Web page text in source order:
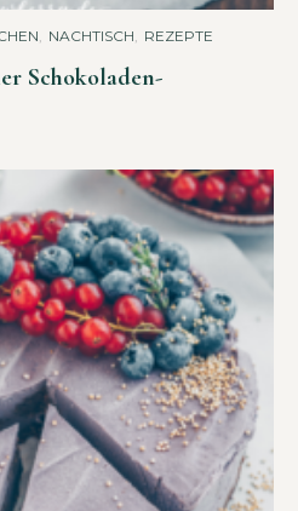
, NACHTISCH, REZEPTE
Schokoladen-